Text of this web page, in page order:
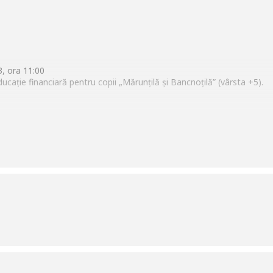
ora 11:00
financiară pentru copii „Mărunțilă și Bancnoțilă” (vârsta +5).
risipitori ce se bucură de bogăție pentru o scurtă perioadă dar
a copiilor.
educativ în domeniul financiar: